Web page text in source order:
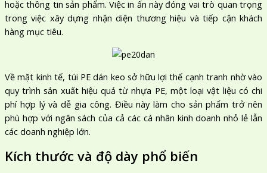
hoặc thông tin sản phẩm. Việc in ấn này đóng vai trò quan trọng
trong việc xây dựng nhận diện thương hiệu và tiếp cận khách
hàng mục tiêu.
Về mặt kinh tế, túi PE dán keo sở hữu lợi thế cạnh tranh nhờ vào
quy trình sản xuất hiệu quả từ nhựa PE, một loại vật liệu có chi
phí hợp lý và dễ gia công. Điều này làm cho sản phẩm trở nên
phù hợp với ngân sách của cả các cá nhân kinh doanh nhỏ lẻ lẫn
các doanh nghiệp lớn.
Kích thước và độ dày phổ biến